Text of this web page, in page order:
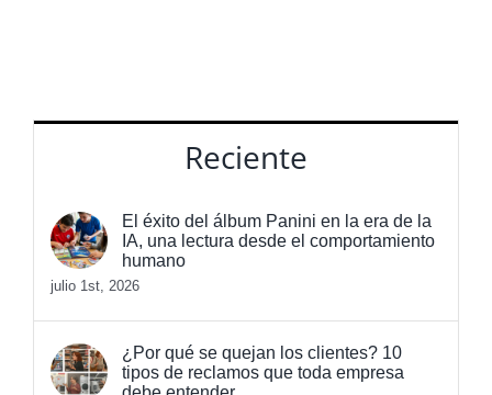
Reciente
El éxito del álbum Panini en la era de la
IA, una lectura desde el comportamiento
humano
julio 1st, 2026
¿Por qué se quejan los clientes? 10
tipos de reclamos que toda empresa